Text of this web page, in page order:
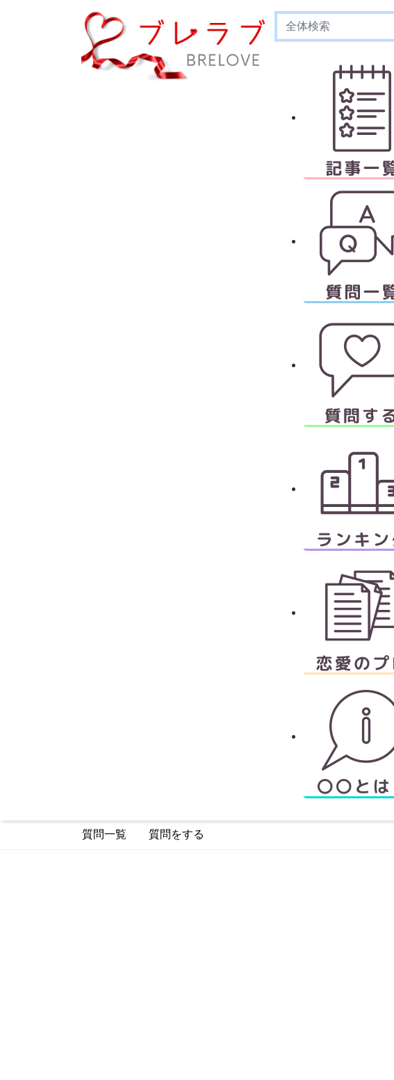
質問一覧 質問をする